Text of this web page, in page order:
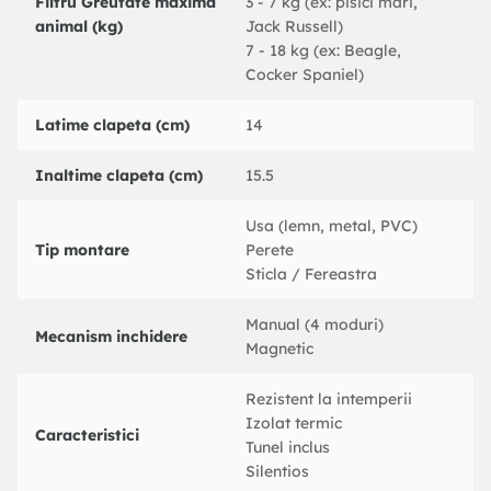
animal (kg)
Jack Russell)
7 - 18 kg (ex: Beagle,
Cocker Spaniel)
Latime clapeta (cm) 14
Inaltime clapeta (cm) 15.5
Tip montare
Usa (lemn, metal, PVC)
Perete
Sticla / Fereastra
Mecanism inchidere
Manual (4 moduri)
Magnetic
Caracteristici
Rezistent la intemperii
Izolat termic
Tunel inclus
Silentios